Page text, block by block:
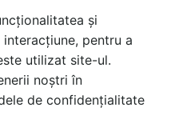
de culoare sau alta.
și
pentru a
utilizat site-ul.
noștri în
de confidențialitate